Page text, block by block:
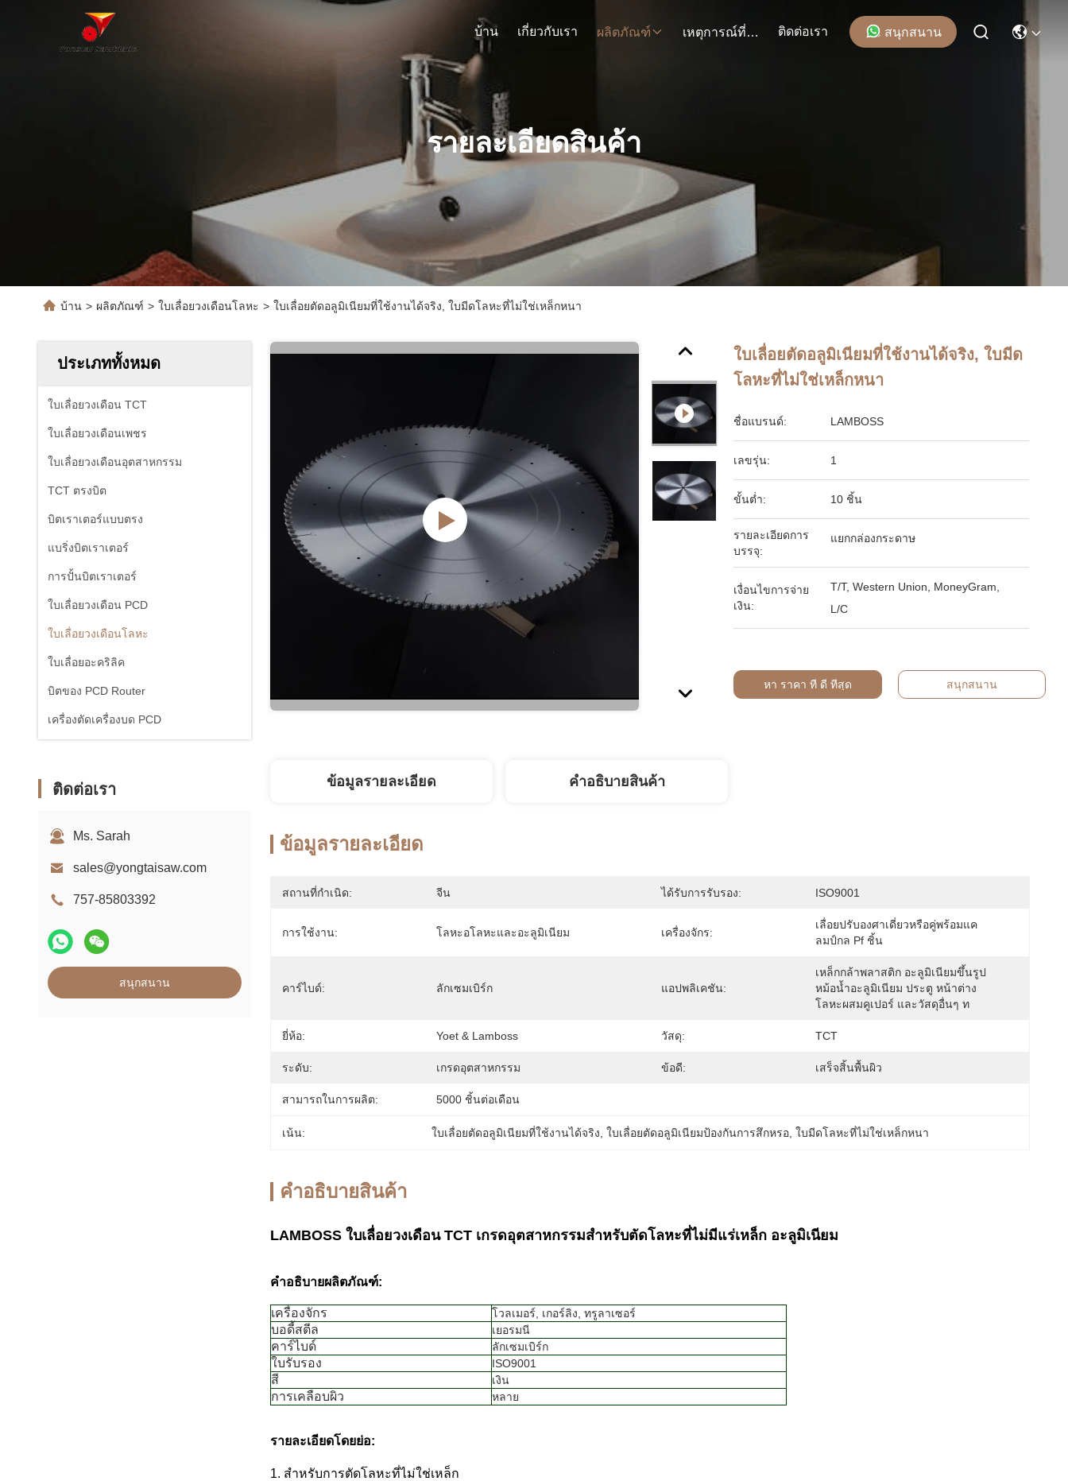
บ้าน เกี่ยวกับเรา ผลิตภัณฑ์ เหตุการณ์ที่เกิดขึ้น ติดต่อเรา สนุกสนาน
รายละเอียดสินค้า
บ้าน > ผลิตภัณฑ์ > ใบเลื่อยวงเดือนโลหะ > ใบเลื่อยตัดอลูมิเนียมที่ใช้งานได้จริง, ใบมีดโลหะที่ไม่ใช่เหล็กหนา
ประเภททั้งหมด
ใบเลื่อยวงเดือน TCT
ใบเลื่อยวงเดือนเพชร
ใบเลื่อยวงเดือนอุตสาหกรรม
TCT ตรงบิต
บิตเราเตอร์แบบตรง
แบริ่งบิตเราเตอร์
การปั้นบิตเราเตอร์
ใบเลื่อยวงเดือน PCD
ใบเลื่อยวงเดือนโลหะ
ใบเลื่อยอะคริลิค
บิตของ PCD Router
เครื่องตัดเครื่องบด PCD
ติดต่อเรา
Ms. Sarah
sales@yongtaisaw.com
757-85803392
สนุกสนาน
ใบเลื่อยตัดอลูมิเนียมที่ใช้งานได้จริง, ใบมีด
โลหะที่ไม่ใช่เหล็กหนา
ชื่อแบรนด์: LAMBOSS
เลขรุ่น: 1
ขั้นต่ำ: 10 ชิ้น
รายละเอียดการ
บรรจุ:
แยกกล่องกระดาษ
เงื่อนไขการจ่าย
เงิน:
T/T, Western Union, MoneyGram,
L/C
หา ราคา ที่ ดี ที่สุด สนุกสนาน
ข้อมูลรายละเอียด คําอธิบายสินค้า
ข้อมูลรายละเอียด
สถานที่กำเนิด: จีน ได้รับการรับรอง: ISO9001
การใช้งาน: โลหะอโลหะและอะลูมิเนียม เครื่องจักร:
เลื่อยปรับองศาเดี่ยวหรือคู่พร้อมแค
ลมป์กล Pf ชิ้น
คาร์ไบด์: ลักเซมเบิร์ก แอปพลิเคชัน:
เหล็กกล้าพลาสติก อะลูมิเนียมขึ้นรูป
หม้อน้ำอะลูมิเนียม ประตู หน้าต่าง
โลหะผสมคูเปอร์ และวัสดุอื่นๆ ท
ยี่ห้อ: Yoet & Lamboss วัสดุ: TCT
ระดับ: เกรดอุตสาหกรรม ข้อดี: เสร็จสิ้นพื้นผิว
สามารถในการผลิต: 5000 ชิ้นต่อเดือน
เน้น: ใบเลื่อยตัดอลูมิเนียมที่ใช้งานได้จริง , ใบเลื่อยตัดอลูมิเนียมป้องกันการสึกหรอ , ใบมีดโลหะที่ไม่ใช่เหล็กหนา
คําอธิบายสินค้า
LAMBOSS ใบเลื่อยวงเดือน TCT เกรดอุตสาหกรรมสำหรับตัดโลหะที่ไม่มีแร่เหล็ก อะลูมิเนียม
คำอธิบายผลิตภัณฑ์:
เครื่องจักร โวลเมอร์, เกอร์ลิง, ทรูลาเซอร์
บอดี้สตีล เยอรมนี
คาร์ไบด์ ลักเซมเบิร์ก
ใบรับรอง ISO9001
สี เงิน
การเคลือบผิว หลาย
รายละเอียดโดยย่อ:
1. สำหรับการตัดโลหะที่ไม่ใช่เหล็ก